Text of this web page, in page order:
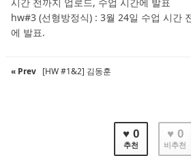
hw#3 (선형방정식) : 3월 24일 수업 시간
에 발표.
« Prev [HW #1&2] 김동훈
♥ 0
추천
♥ 0
비추천